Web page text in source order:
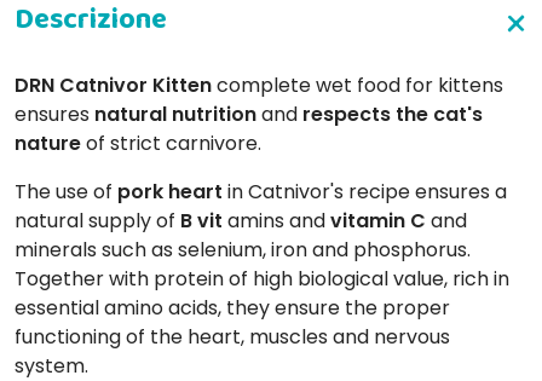
DRN Catnivor Kittencomplete wet food for kittens
ensures natural nutritionand respects the cat's
natureof strict carnivore.
The use of pork heart in Catnivor's recipe ensures a
natural supply of B vit amins andvitamin C and
minerals such as selenium, iron and phosphorus.
Together with protein of high biological value, rich in
essential amino acids, they ensure the proper
functioning of the heart, muscles and nervous
system.